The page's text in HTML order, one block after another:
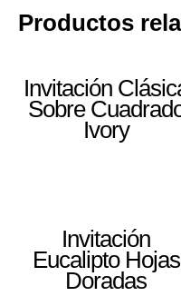
Productos
Invitación
Sobre
Ivory
Invitación
Eucalipto Hojas
Doradas